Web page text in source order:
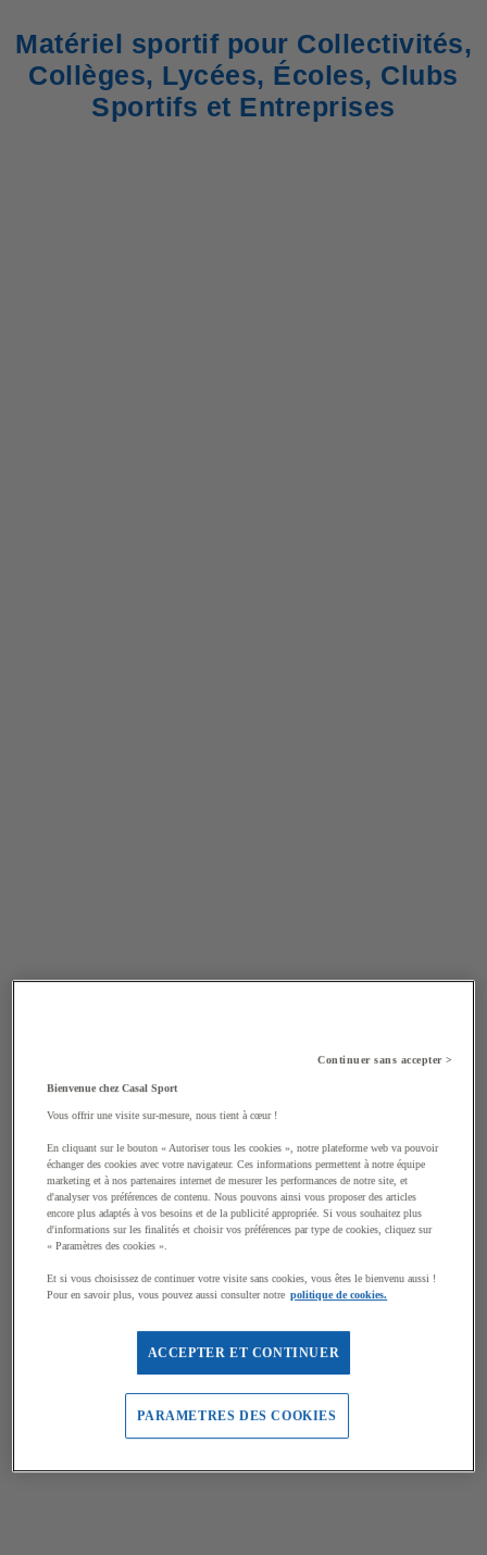
Matériel sportif pour Collectivités,
Collèges, Lycées, Écoles, Clubs
Sportifs et Entreprises
Continuer sans accepter >
Bienvenue chez Casal Sport
Vous offrir une visite sur-mesure, nous tient à cœur !
En cliquant sur le bouton « Autoriser tous les cookies », notre plateforme web va pouvoir
échanger des cookies avec votre navigateur. Ces informations permettent à notre équipe
marketing et à nos partenaires internet de mesurer les performances de notre site, et
d'analyser vos préférences de contenu. Nous pouvons ainsi vous proposer des articles
encore plus adaptés à vos besoins et de la publicité appropriée. Si vous souhaitez plus
d'informations sur les finalités et choisir vos préférences par type de cookies, cliquez sur
« Paramètres des cookies ».
Et si vous choisissez de continuer votre visite sans cookies, vous êtes le bienvenu aussi !
Pour en savoir plus, vous pouvez aussi consulter notre politique de cookies.
ACCEPTER ET CONTINUER
PARAMETRES DES COOKIES